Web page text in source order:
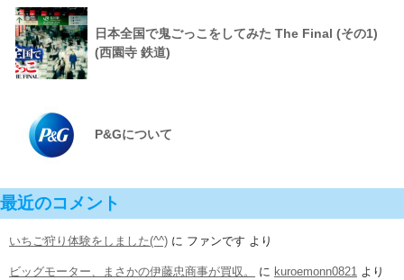
日本全国で鬼ごっこをしてみた The Final (その1)
(西園寺 鉄道)
P&Gについて
最近のコメント
いちご狩り体験をしました(^^) に ファンです より
ビッグモーター、まさかの伊藤忠商事が買収。 に kuroemonn0821 より